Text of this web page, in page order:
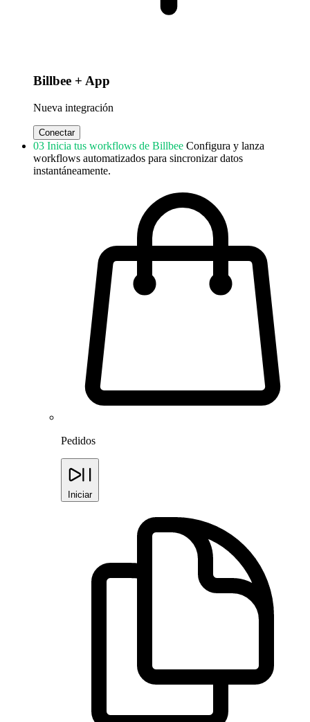
Billbee + App
Nueva integración
Conectar
03 Inicia tus workflows de Billbee Configura y lanza
workflows automatizados para sincronizar datos
instantáneamente.
Pedidos
Iniciar